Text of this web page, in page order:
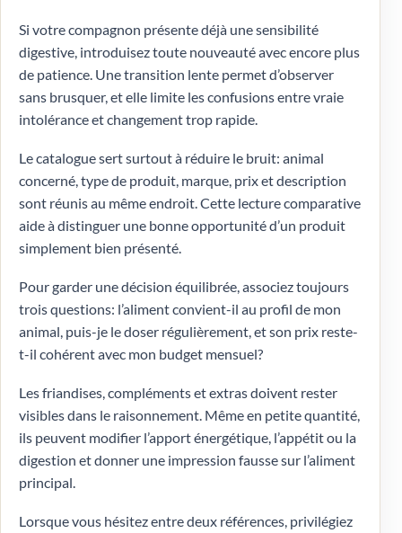
Si votre compagnon présente déjà une sensibilité
digestive, introduisez toute nouveauté avec encore plus
de patience. Une transition lente permet d’observer
sans brusquer, et elle limite les confusions entre vraie
intolérance et changement trop rapide.
Le catalogue sert surtout à réduire le bruit: animal
concerné, type de produit, marque, prix et description
sont réunis au même endroit. Cette lecture comparative
aide à distinguer une bonne opportunité d’un produit
simplement bien présenté.
Pour garder une décision équilibrée, associez toujours
trois questions: l’aliment convient-il au profil de mon
animal, puis-je le doser régulièrement, et son prix reste-
t-il cohérent avec mon budget mensuel?
Les friandises, compléments et extras doivent rester
visibles dans le raisonnement. Même en petite quantité,
ils peuvent modifier l’apport énergétique, l’appétit ou la
digestion et donner une impression fausse sur l’aliment
principal.
Lorsque vous hésitez entre deux références, privilégiez